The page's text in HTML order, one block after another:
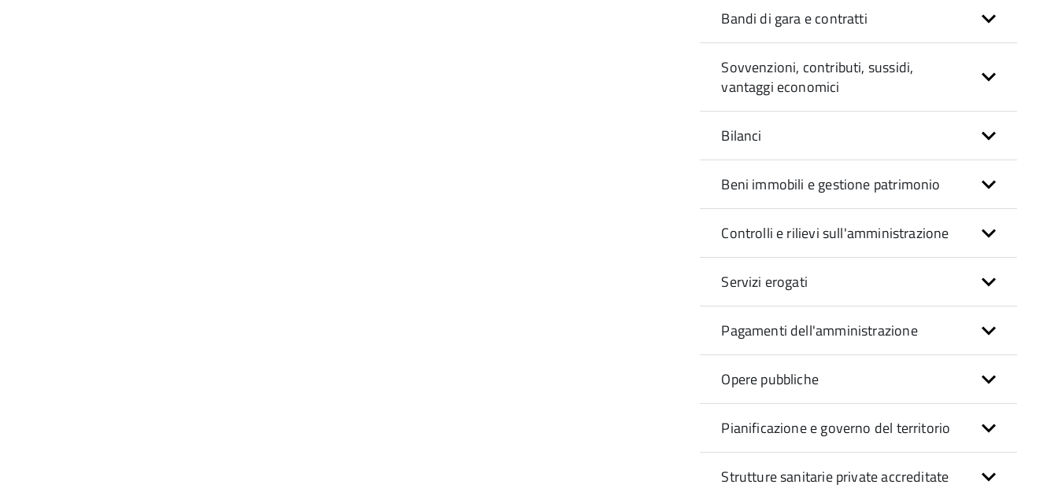
Bandi di gara e contratti
Sovvenzioni, contributi, sussidi,
vantaggi economici
Bilanci
Beni immobili e gestione patrimonio
Controlli e rilievi sull'amministrazione
Servizi erogati
Pagamenti dell'amministrazione
Opere pubbliche
Pianificazione e governo del territorio
Strutture sanitarie private accreditate